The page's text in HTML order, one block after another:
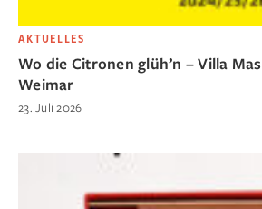
AKTUELLES
Wo die Citronen glüh’n – Villa
Weimar
23. Juli 2026